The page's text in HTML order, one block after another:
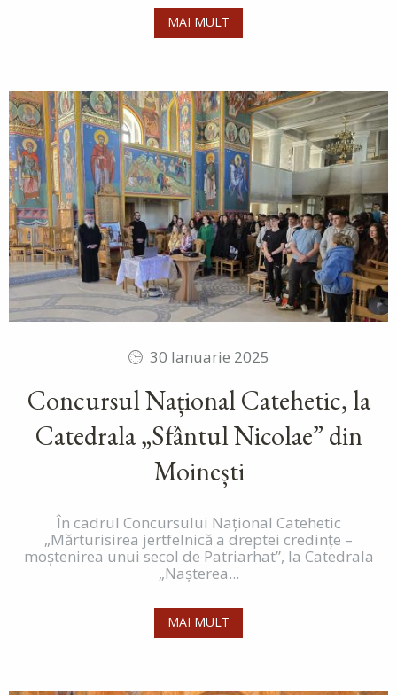
MAI MULT
30 Ianuarie 2025
Concursul Național Catehetic, la
Catedrala „Sfântul Nicolae” din
Moinești
În cadrul Concursului Național Catehetic
„Mărturisirea jertfelnică a dreptei credințe –
moștenirea unui secol de Patriarhat”, la Catedrala
„Nașterea...
MAI MULT